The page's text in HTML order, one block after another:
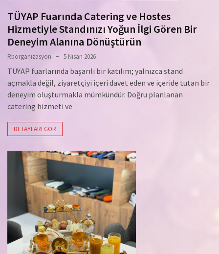
TÜYAP Fuarında Catering ve Hostes
Hizmetiyle Standınızı Yoğun İlgi Gören Bir
Deneyim Alanına Dönüştürün
Rborganizasyon 5 Nisan 2026
TÜYAP fuarlarında başarılı bir katılım; yalnızca stand
açmakla değil, ziyaretçiyi içeri davet eden ve içeride tutan bir
deneyim oluşturmakla mümkündür. Doğru planlanan
catering hizmeti ve
DETAYLARI GÖR